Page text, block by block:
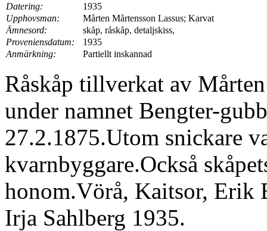
Datering:
1935
Upphovsman:
Mårten Mårtensson Lassus; Karvat
Ämnesord:
skåp, råskåp, detaljskiss,
Proveniensdatum:
1935
Anmärkning:
Partiellt inskannad
Råskåp tillverkat av
under namnet Bengter-
27.2.1875.Utom snickare
kvarnbyggare.Också
honom.Vörå, Kaitsor, Erik
Irja Sahlberg 1935.